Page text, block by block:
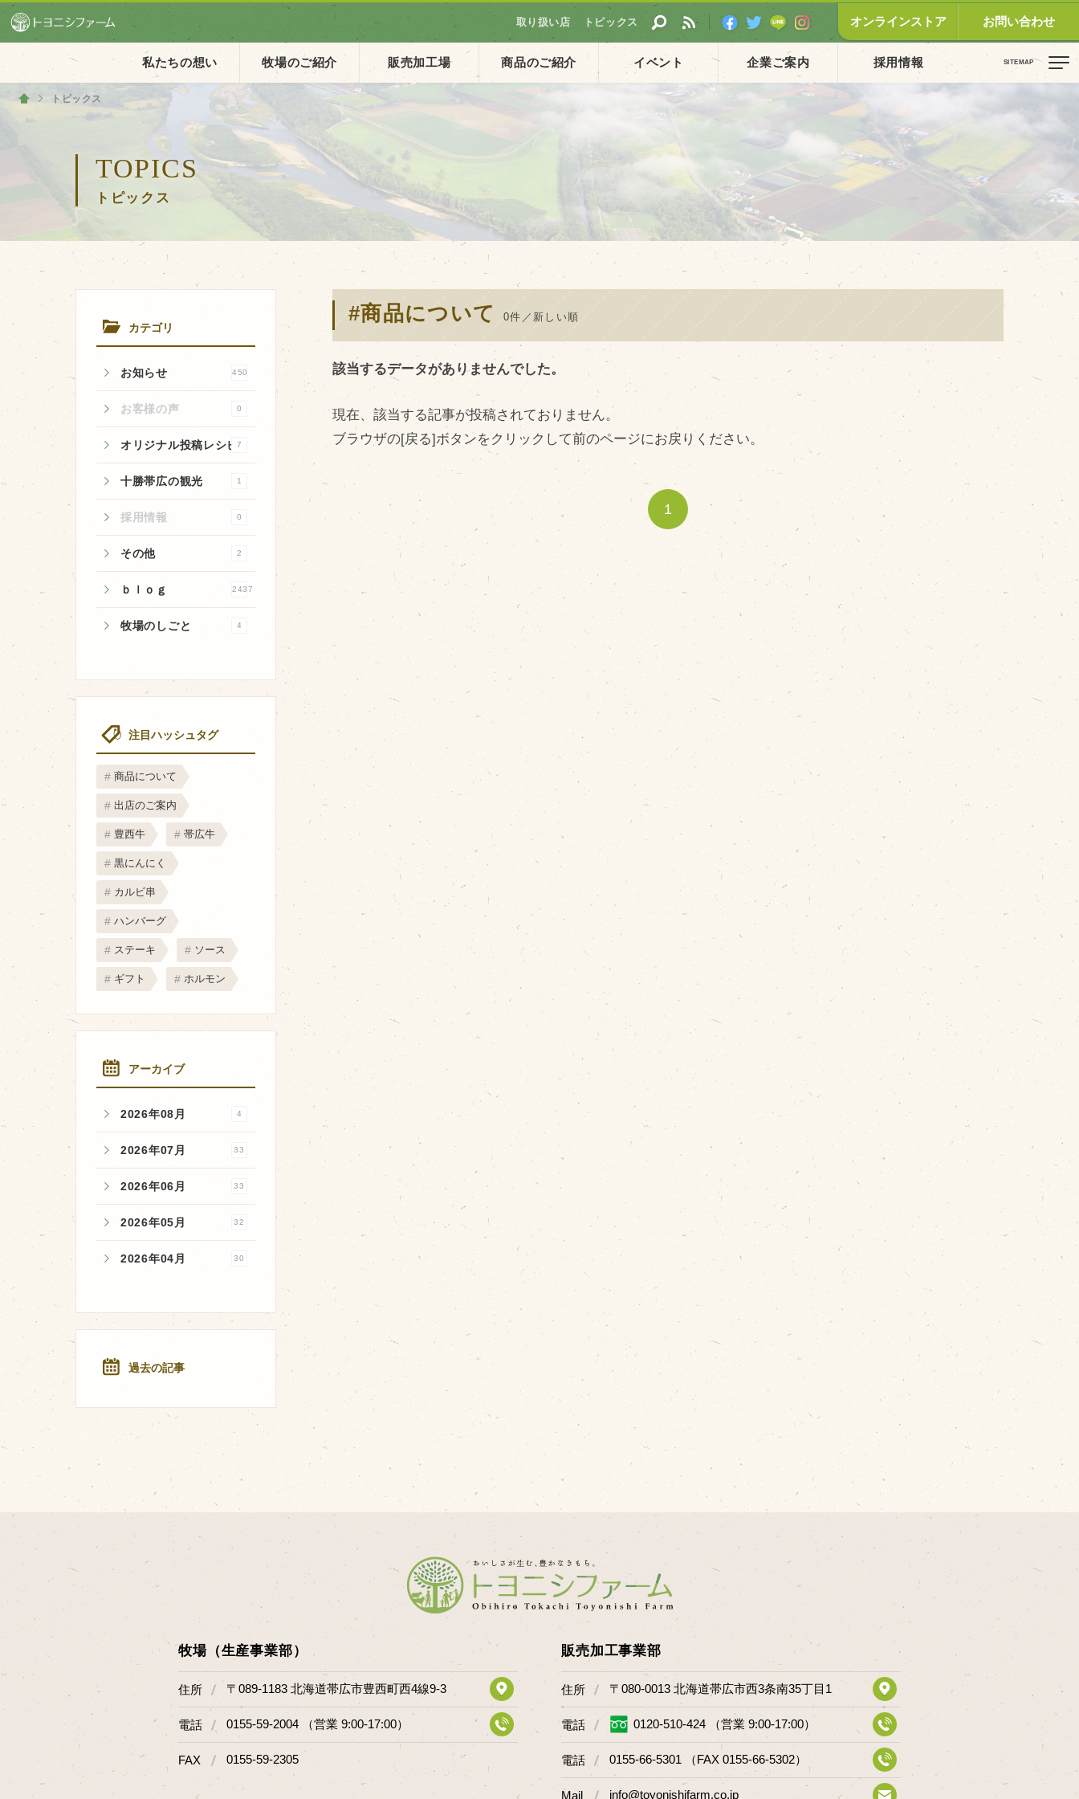
私たちの想い 牧場のご紹介 販売加工場 商品のご紹介 イベント 企業ご案内 採用情報
取り扱い店 トピックス オンラインストア お問い合わせ
TOPICS
トピックス
ホーム
トピックス
カテゴリ
お知らせ 450
お客様の声 0
オリジナル投稿レシピ7
十勝帯広の観光 1
採用情報 0
その他 2
ｂｌｏｇ 2437
牧場のしごと 4
注目ハッシュタグ
商品について
出店のご案内
豊西牛 帯広牛
黒にんにく
カルビ串
ハンバーグ
ステーキ ソース
ギフト ホルモン
アーカイブ
2026年08月 4
2026年07月 33
2026年06月 33
2026年05月 32
2026年04月 30
過去の記事
#商品について 0件／新しい順
該当するデータがありませんでした。
現在、該当する記事が投稿されておりません。
ブラウザの[戻る]ボタンをクリックして前のページにお戻りください。
1
牧場（生産事業部）
住所 〒089-1183 北海道帯広市豊西町西4線9-3
電話 0155-59-2004 （営業 9:00-17:00）
FAX 0155-59-2305
販売加工事業部
住所 〒080-0013 北海道帯広市西3条南35丁目1
電話 0120-510-424 （営業 9:00-17:00）
電話 0155-66-5301 （FAX 0155-66-5302）
Mail info@toyonishifarm.co.jp
ホーム
イベントカレンダー
イベント一覧
会社概要・沿革
アクセス
個人情報保護方針
お知らせ
お客様の声
オリジナル投稿レシピ
十勝帯広の観光
牧場の仕事
牧場の仕事
飼育している牛について
販売加工場
食肉加工場を新設
衛生管理体制
業務管理体制
品質管理体制
ＢtoＢ受発注システム
瑕疵とは
商品のご紹介
カルビ串
黒にんにく
豊西ソース
ギフト
取り扱い店
販売店
飲食店
その他
マップから探す
個人のお客様
法人のお客様
Facebook
Twitter
LINE公式アカウント
Instagram
RSS フィード